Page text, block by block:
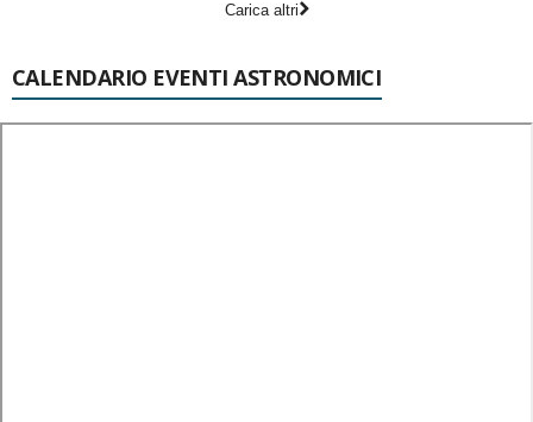
Carica altri
CALENDARIO EVENTI ASTRONOMICI